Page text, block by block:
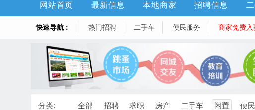
网站首页 最新信息 本地商家 招聘信息
快速导航： 热门招聘 二手车 便民服务 商家免费入
分类: 全部 招聘 求职 房产 二手车 闲置 便民